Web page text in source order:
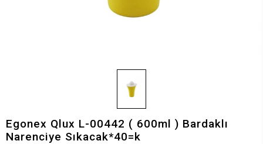
Egonex Qlux L-00442 ( 600ml ) Bardaklı
Narenciye Sıkacak*40=k